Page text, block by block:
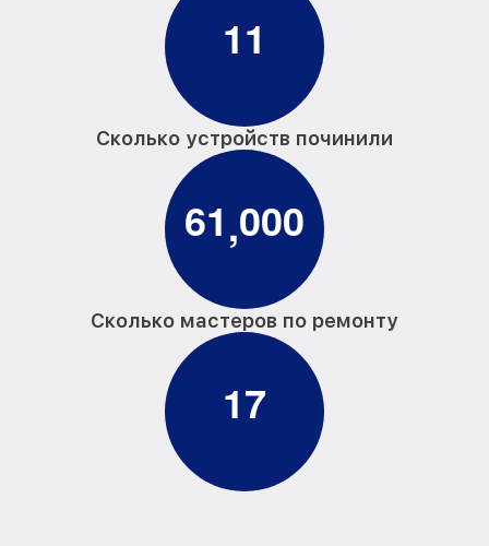
11
Сколько устройств починили
61,000
Сколько мастеров по ремонту
17